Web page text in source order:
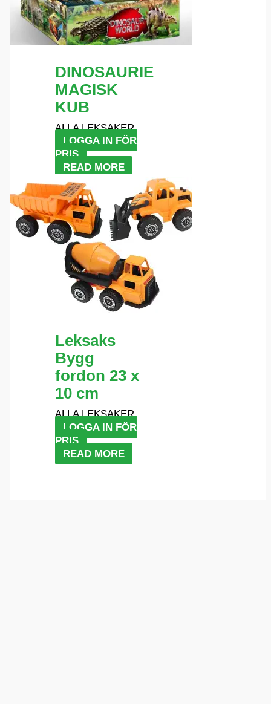
DINOSAURIE
MAGISK
KUB
ALLA LEKSAKER
LOGGA IN FÖR
PRIS
READ MORE
Leksaks
Bygg
fordon 23 x
10 cm
ALLA LEKSAKER
LOGGA IN FÖR
PRIS
READ MORE